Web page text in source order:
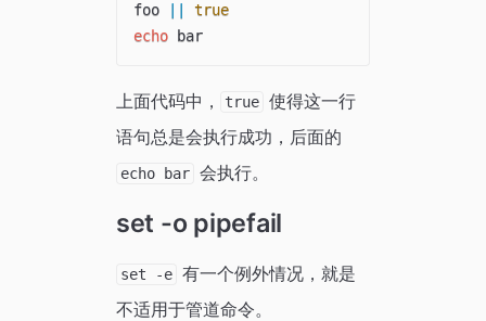
foo
true
echo
bar
上面代码中， true 使得这一行
语句总是会执行成功，后面的
echo bar 会执行。
set -o pipefail
set -e 有一个例外情况，就是
不适用于管道命令。